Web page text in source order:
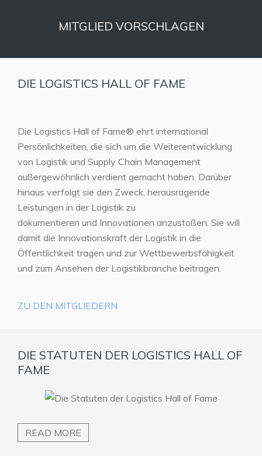
MITGLIED VORSCHLAGEN
DIE LOGISTICS HALL OF FAME
Die Logistics Hall of Fame® ehrt international
Persönlichkeiten, die sich um die Weiterentwicklung
von Logistik und Supply Chain Management
außergewöhnlich verdient gemacht haben. Darüber
hinaus verfolgt sie den Zweck, herausragende
Leistungen in der Logistik zu
dokumentieren und Innovationen anzustoßen. Sie will
damit die Innovationskraft der Logistik in die
Öffentlichkeit tragen und zur Wettbewerbsfähigkeit
und zum Ansehen der Logistikbranche beitragen.
ZU DEN MITGLIEDERN
DIE STATUTEN DER LOGISTICS HALL OF
FAME
READ MORE